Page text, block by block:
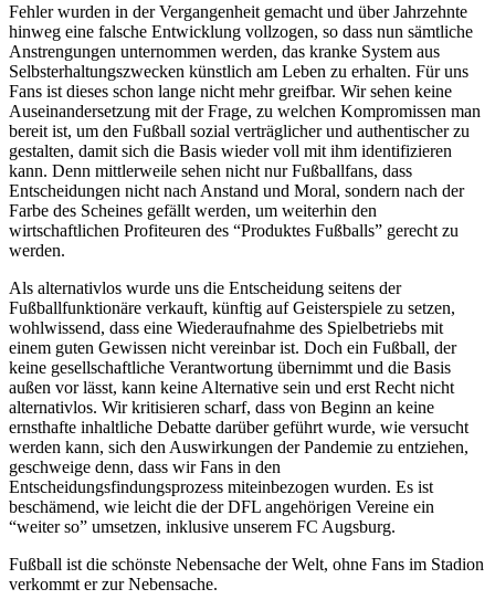
Fehler wurden in der Vergangenheit gemacht und über Jahrzehnte
hinweg eine falsche Entwicklung vollzogen, so dass nun sämtliche
Anstrengungen unternommen werden, das kranke System aus
Selbsterhaltungszwecken künstlich am Leben zu erhalten. Für uns
Fans ist dieses schon lange nicht mehr greifbar. Wir sehen keine
Auseinandersetzung mit der Frage, zu welchen Kompromissen man
bereit ist, um den Fußball sozial verträglicher und authentischer zu
gestalten, damit sich die Basis wieder voll mit ihm identifizieren
kann. Denn mittlerweile sehen nicht nur Fußballfans, dass
Entscheidungen nicht nach Anstand und Moral, sondern nach der
Farbe des Scheines gefällt werden, um weiterhin den
wirtschaftlichen Profiteuren des “Produktes Fußballs” gerecht zu
werden.
Als alternativlos wurde uns die Entscheidung seitens der
Fußballfunktionäre verkauft, künftig auf Geisterspiele zu setzen,
wohlwissend, dass eine Wiederaufnahme des Spielbetriebs mit
einem guten Gewissen nicht vereinbar ist. Doch ein Fußball, der
keine gesellschaftliche Verantwortung übernimmt und die Basis
außen vor lässt, kann keine Alternative sein und erst Recht nicht
alternativlos. Wir kritisieren scharf, dass von Beginn an keine
ernsthafte inhaltliche Debatte darüber geführt wurde, wie versucht
werden kann, sich den Auswirkungen der Pandemie zu entziehen,
geschweige denn, dass wir Fans in den
Entscheidungsfindungsprozess miteinbezogen wurden. Es ist
beschämend, wie leicht die der DFL angehörigen Vereine ein
“weiter so” umsetzen, inklusive unserem FC Augsburg.
Fußball ist die schönste Nebensache der Welt, ohne Fans im Stadion
verkommt er zur Nebensache.